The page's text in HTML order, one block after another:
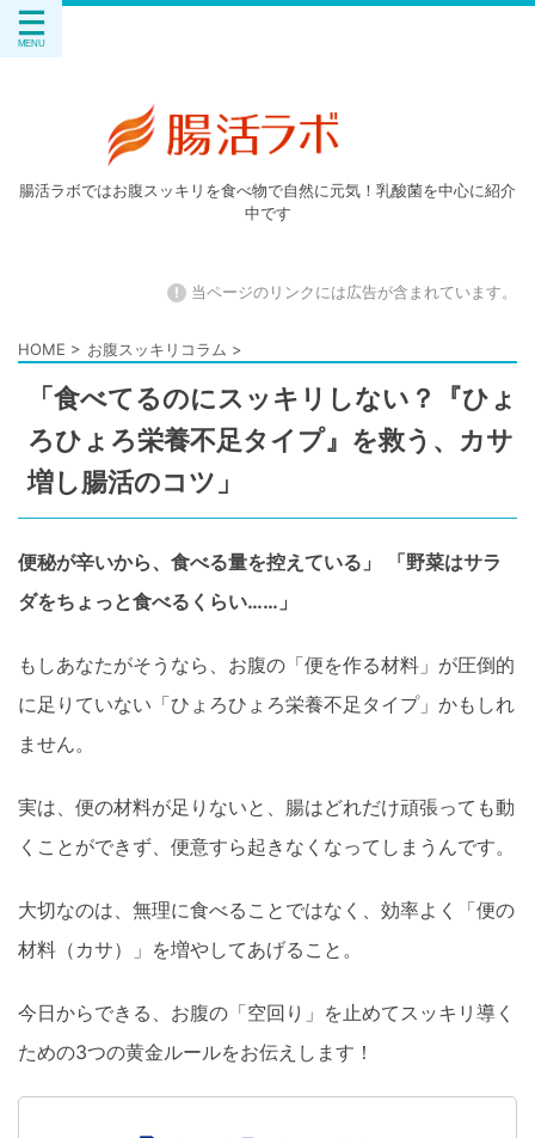
腸活ラボではお腹スッキリを食べ物で自然に元気！乳酸菌を中心に紹介
中です
! 当ページのリンクには広告が含まれています。
HOME > お腹スッキリコラム >
「食べてるのにスッキリしない？『ひょ
ろひょろ栄養不足タイプ』を救う、カサ
増し腸活のコツ」
便秘が辛いから、食べる量を控えている」
「野菜はサラ
ダをちょっと食べるくらい……」
もしあなたがそうなら、お腹の「便を作る材料」が圧倒的
に足りていない「ひょろひょろ栄養不足タイプ」かもしれ
ません。
実は、便の材料が足りないと、腸はどれだけ頑張っても動
くことができず、便意すら起きなくなってしまうんです。
大切なのは、無理に食べることではなく、効率よく「便の
材料（カサ）」を増やしてあげること。
今日からできる、お腹の「空回り」を止めてスッキリ導く
ための3つの黄金ルールをお伝えします！